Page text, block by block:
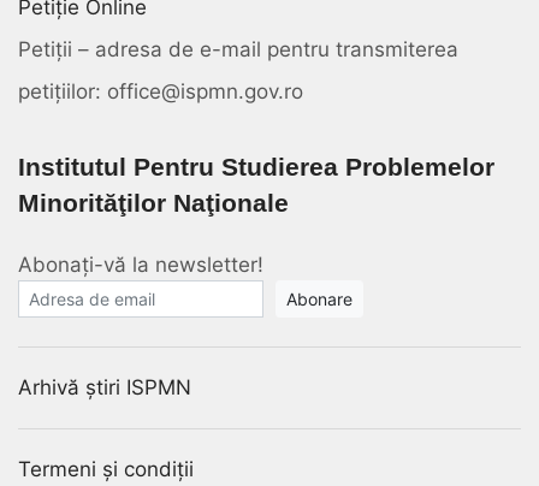
Petiție Online
Petiții – adresa de e-mail pentru transmiterea
petițiilor: office@ispmn.gov.ro
Institutul Pentru Studierea Problemelor
Minorităţilor Naţionale
Abonați-vă la newsletter!
E-mail
Arhivă știri ISPMN
Termeni și condiții